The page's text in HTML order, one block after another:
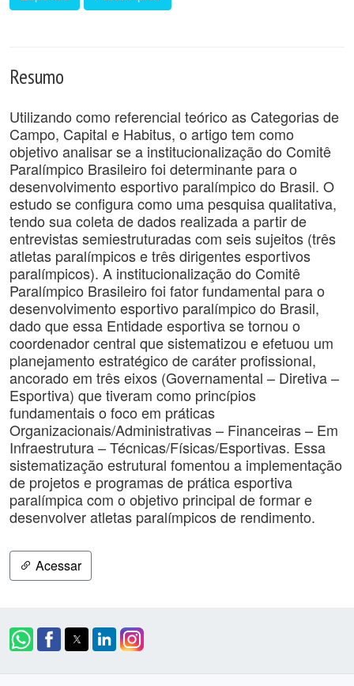
Resumo
Utilizando como referencial teórico as Categorias de
Campo, Capital e Habitus, o artigo tem como
objetivo analisar se a institucionalização do Comitê
Paralímpico Brasileiro foi determinante para o
desenvolvimento esportivo paralímpico do Brasil. O
estudo se configura como uma pesquisa qualitativa,
tendo sua coleta de dados realizada a partir de
entrevistas semiestruturadas com seis sujeitos (três
atletas paralímpicos e três dirigentes esportivos
paralímpicos). A institucionalização do Comitê
Paralímpico Brasileiro foi fator fundamental para o
desenvolvimento esportivo paralímpico do Brasil,
dado que essa Entidade esportiva se tornou o
coordenador central que sistematizou e efetuou um
planejamento estratégico de caráter profissional,
ancorado em três eixos (Governamental – Diretiva –
Esportiva) que tiveram como princípios
fundamentais o foco em práticas
Organizacionais/Administrativas – Financeiras – Em
Infraestrutura – Técnicas/Físicas/Esportivas. Essa
sistematização estrutural fomentou a implementação
de projetos e programas de prática esportiva
paralímpica com o objetivo principal de formar e
desenvolver atletas paralímpicos de rendimento.
Acessar